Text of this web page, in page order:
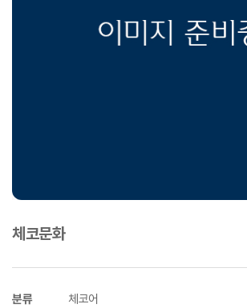
체코문화
분류 체코어